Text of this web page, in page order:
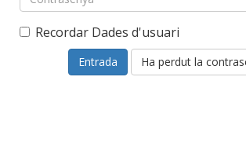
Recordar Dades d'usuari
Ha perdut la